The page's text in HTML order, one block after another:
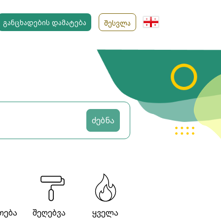
ᲒᲐᲜᲪᲮᲐᲓᲔᲑᲘᲡ ᲓᲐᲛᲐᲢᲔᲑᲐ ᲨᲔᲡᲕᲚᲐ
ძებნა
შეღებვა ყველა